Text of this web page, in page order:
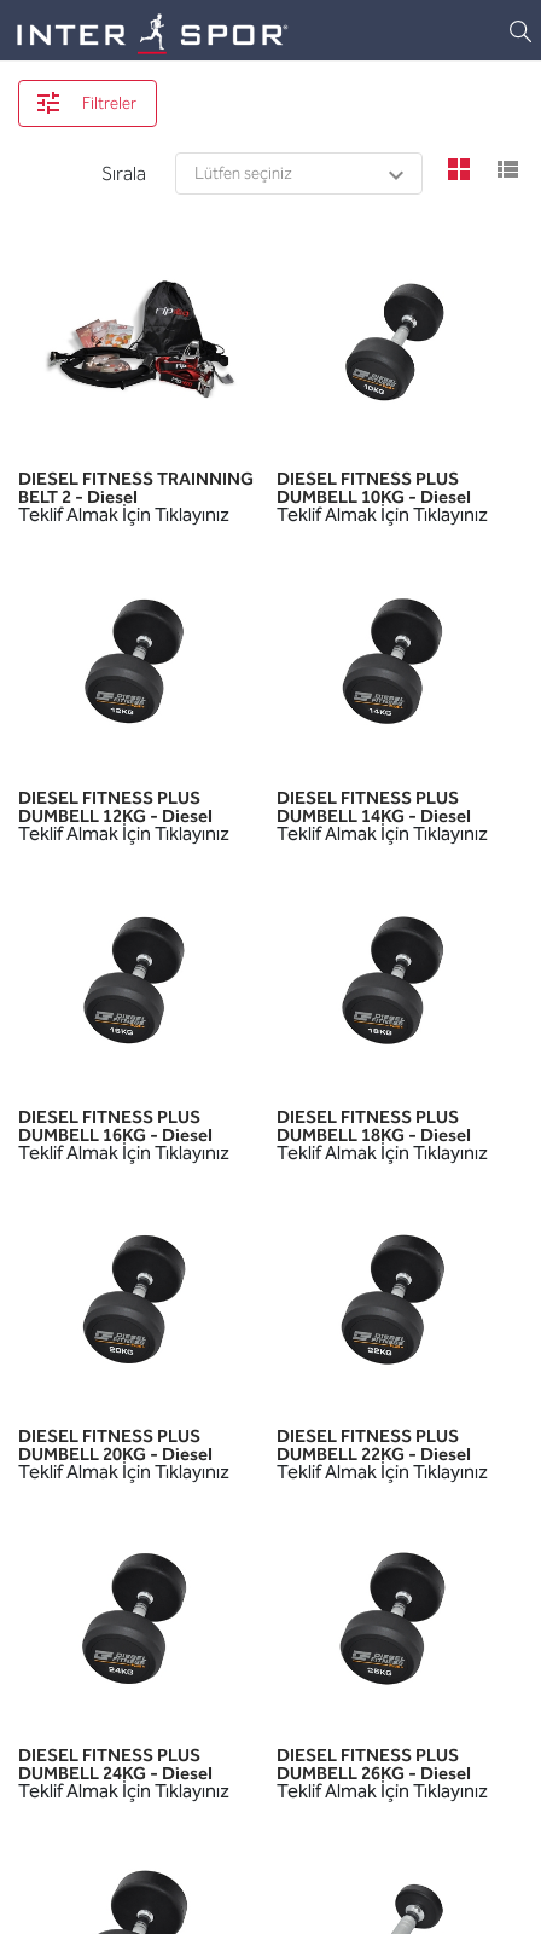
Filtreler
Sırala
DIESEL FITNESS TRAINNING
BELT 2 - Diesel
Teklif Almak İçin Tıklayınız
DIESEL FITNESS PLUS
DUMBELL 10KG - Diesel
Teklif Almak İçin Tıklayınız
DIESEL FITNESS PLUS
DUMBELL 12KG - Diesel
Teklif Almak İçin Tıklayınız
DIESEL FITNESS PLUS
DUMBELL 14KG - Diesel
Teklif Almak İçin Tıklayınız
DIESEL FITNESS PLUS
DUMBELL 16KG - Diesel
Teklif Almak İçin Tıklayınız
DIESEL FITNESS PLUS
DUMBELL 18KG - Diesel
Teklif Almak İçin Tıklayınız
DIESEL FITNESS PLUS
DUMBELL 20KG - Diesel
Teklif Almak İçin Tıklayınız
DIESEL FITNESS PLUS
DUMBELL 22KG - Diesel
Teklif Almak İçin Tıklayınız
DIESEL FITNESS PLUS
DUMBELL 24KG - Diesel
Teklif Almak İçin Tıklayınız
DIESEL FITNESS PLUS
DUMBELL 26KG - Diesel
Teklif Almak İçin Tıklayınız